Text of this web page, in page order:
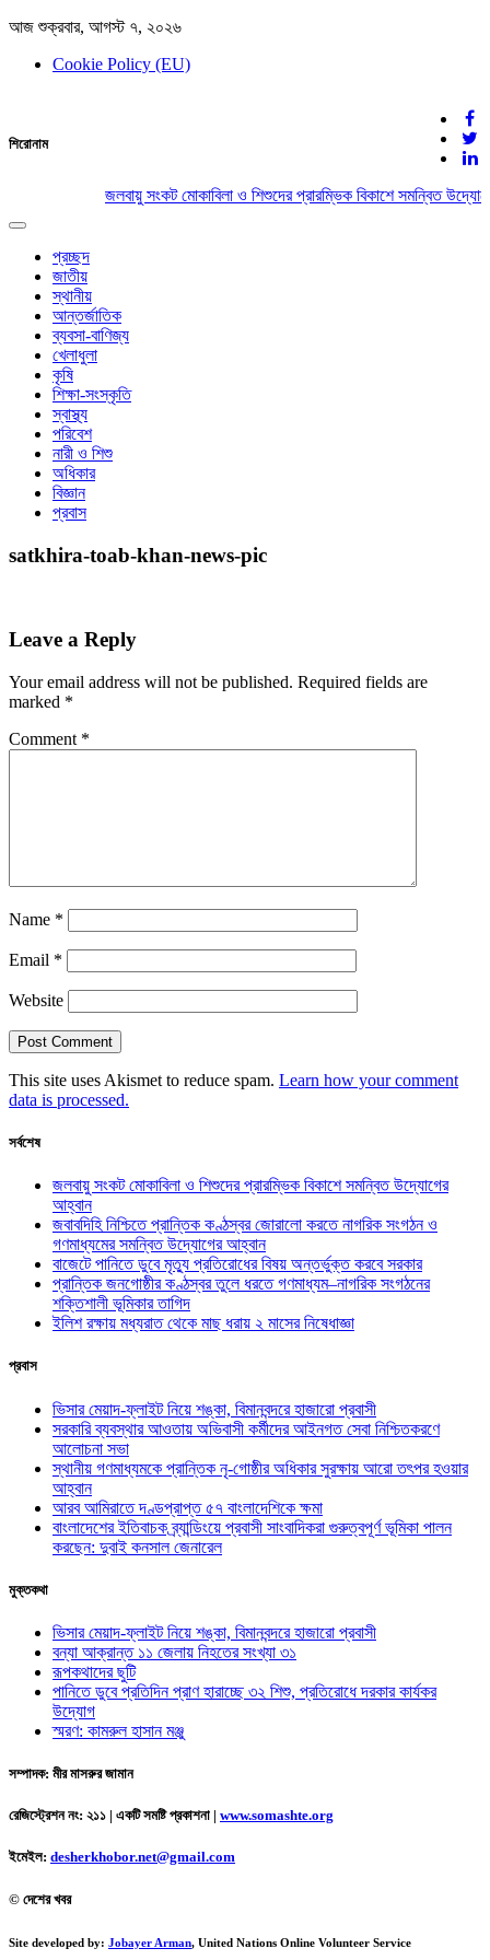
আজ শুক্রবার, আগস্ট ৭, ২০২৬
Cookie Policy (EU)
দেশের খবর
যুক্ত থাকুন দেশের সঙ্গে
শিরোনাম
জলবায়ু সংকট মোকাবিলা ও শিশুদের প্রারম্ভিক বিকাশে সমন্বিত
Toggle
navigation
প্রচ্ছদ
জাতীয়
স্থানীয়
আন্তর্জাতিক
ব্যবসা-বাণিজ্য
খেলাধুলা
কৃষি
শিক্ষা-সংস্কৃতি
স্বাস্থ্য
পরিবেশ
নারী ও শিশু
অধিকার
বিজ্ঞান
প্রবাস
satkhira-toab-khan-news-pic
Leave a Reply
Your email address will not be published. Required fields are
marked *
Comment *
Name *
Email *
Website
This site uses Akismet to reduce spam. Learn how your comment
data is processed.
সর্বশেষ
জলবায়ু সংকট মোকাবিলা ও শিশুদের প্রারম্ভিক বিকাশে সমন্বিত উদ্যোগের
আহ্বান
জবাবদিহি নিশ্চিতে প্রান্তিক কণ্ঠস্বর জোরালো করতে নাগরিক সংগঠন ও
গণমাধ্যমের সমন্বিত উদ্যোগের আহ্বান
বাজেটে পানিতে ডুবে মৃত্যু প্রতিরোধের বিষয় অন্তর্ভুক্ত করবে সরকার
প্রান্তিক জনগোষ্ঠীর কণ্ঠস্বর তুলে ধরতে গণমাধ্যম–নাগরিক সংগঠনের
শক্তিশালী ভূমিকার তাগিদ
ইলিশ রক্ষায় মধ্যরাত থেকে মাছ ধরায় ২ মাসের নিষেধাজ্ঞা
প্রবাস
ভিসার মেয়াদ-ফ্লাইট নিয়ে শঙ্কা, বিমানবন্দরে হাজারো প্রবাসী
সরকারি ব্যবস্থার আওতায় অভিবাসী কর্মীদের আইনগত সেবা নিশ্চিতকরণে
আলোচনা সভা
স্থানীয় গণমাধ্যমকে প্রান্তিক নৃ-গোষ্ঠীর অধিকার সুরক্ষায় আরো তৎপর হওয়ার
আহ্বান
আরব আমিরাতে দণ্ডপ্রাপ্ত ৫৭ বাংলাদেশিকে ক্ষমা
বাংলাদেশের ইতিবাচক ব্র্যান্ডিংয়ে প্রবাসী সাংবাদিকরা গুরুত্বপূর্ণ ভূমিকা পালন
করছেন: দুবাই কনসাল জেনারেল
মুক্তকথা
ভিসার মেয়াদ-ফ্লাইট নিয়ে শঙ্কা, বিমানবন্দরে হাজারো প্রবাসী
বন্যা আক্রান্ত ১১ জেলায় নিহতের সংখ্যা ৩১
রূপকথাদের ছুটি
পানিতে ডুবে প্রতিদিন প্রাণ হারাচ্ছে ৩২ শিশু, প্রতিরোধে দরকার কার্যকর
উদ্যোগ
স্মরণ: কামরুল হাসান মঞ্জু
সম্পাদক: মীর মাসরুর জামান
রেজিস্ট্রেশন নং: ২১১ | একটি সমষ্টি প্রকাশনা | www.somashte.org
ইমেইল: desherkhobor.net@gmail.com
© দেশের খবর
Site developed by: Jobayer Arman, United Nations Online Volunteer Service